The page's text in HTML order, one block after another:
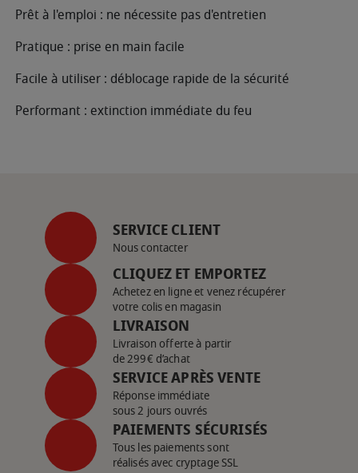
Prêt à l'emploi : ne nécessite pas d'entretien
Pratique : prise en main facile
Facile à utiliser : déblocage rapide de la sécurité
Performant : extinction immédiate du feu
SERVICE CLIENT
Nous contacter
CLIQUEZ ET EMPORTEZ
Achetez en ligne et venez récupérer
votre colis en magasin
LIVRAISON
Livraison offerte à partir
de 299€ d’achat
SERVICE APRÈS VENTE
Réponse immédiate
sous 2 jours ouvrés
PAIEMENTS SÉCURISÉS
Tous les paiements sont
réalisés avec cryptage SSL